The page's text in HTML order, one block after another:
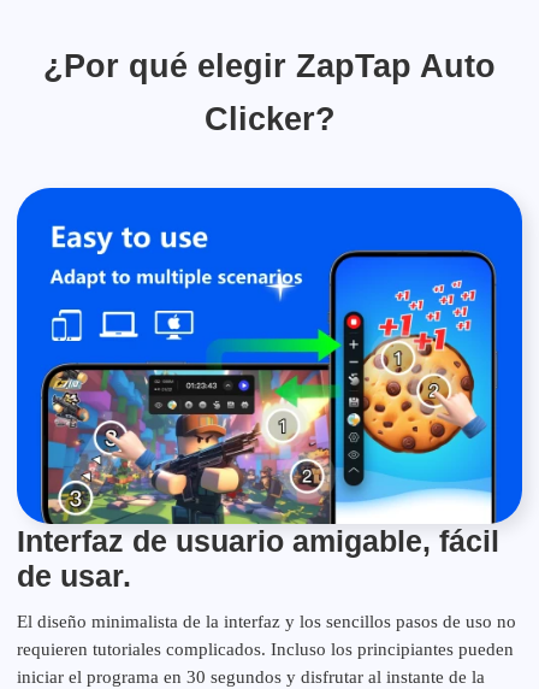
¿Por qué elegir ZapTap Auto
Clicker?
Interfaz de usuario amigable, fácil
de usar.
El diseño minimalista de la interfaz y los sencillos pasos de uso no
requieren tutoriales complicados. Incluso los principiantes pueden
iniciar el programa en 30 segundos y disfrutar al instante de la